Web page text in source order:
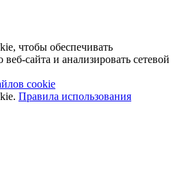
чтобы обеспечивать
сайта и анализировать сетевой
cookie
Правила использования